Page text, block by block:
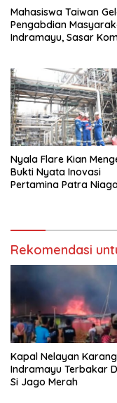
Mahasiswa Taiwan
Pengabdian
Indramayu, Sasar
Nyala Flare Kian
Bukti Nyata Inovasi
Pertamina Patra
Rekomendasi
Kapal Nelayan
Indramayu Terbakar
Si Jago Merah